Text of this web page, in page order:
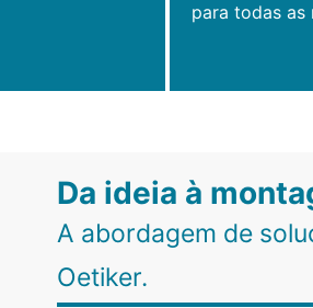
para todas as
Da ideia à
A abordagem de
Oetiker.